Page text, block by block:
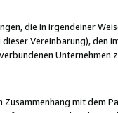
die in irgendeiner
Vereinbarung), den
mit dem